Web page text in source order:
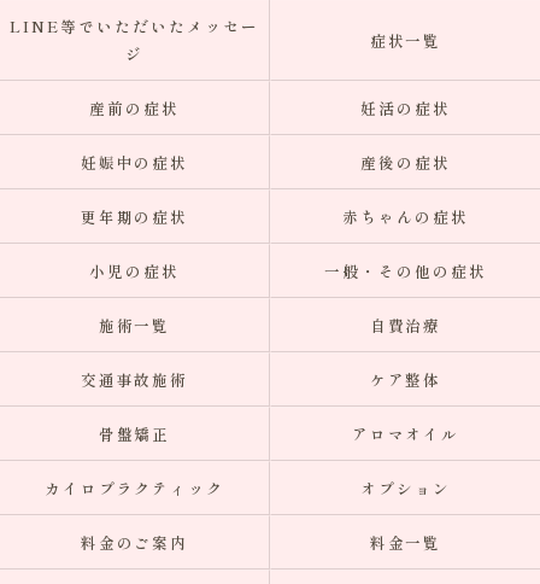
LINE等でいただいたメッセー
ジ
症状一覧
産前の症状 妊活の症状
妊娠中の症状 産後の症状
更年期の症状 赤ちゃんの症状
小児の症状 一般・その他の症状
施術一覧 自費治療
交通事故施術 ケア整体
骨盤矯正 アロマオイル
カイロプラクティック オプション
料金のご案内 料金一覧